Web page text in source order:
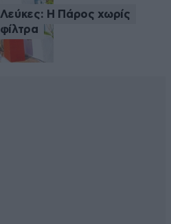
Λεύκες: Η Πάρος χωρίς
φίλτρα